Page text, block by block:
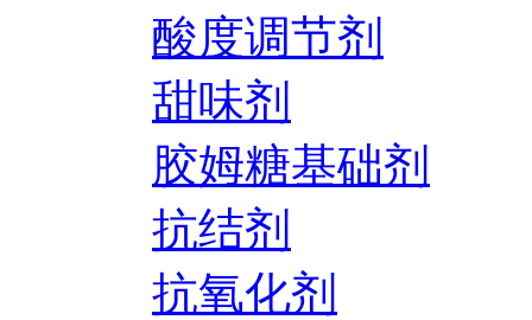
酸度调节剂
甜味剂
胶姆糖基础剂
抗结剂
抗氧化剂